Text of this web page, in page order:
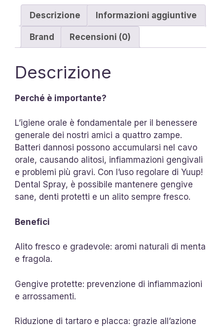
Descrizione Informazioni aggiuntive
Brand Recensioni (0)
Descrizione
Perché è importante?
L’igiene orale è fondamentale per il benessere
generale dei nostri amici a quattro zampe.
Batteri dannosi possono accumularsi nel cavo
orale, causando alitosi, infiammazioni gengivali
e problemi più gravi. Con l’uso regolare di Yuup!
Dental Spray, è possibile mantenere gengive
sane, denti protetti e un alito sempre fresco.
Benefici
Alito fresco e gradevole: aromi naturali di menta
e fragola.
Gengive protette: prevenzione di infiammazioni
e arrossamenti.
Riduzione di tartaro e placca: grazie all’azione